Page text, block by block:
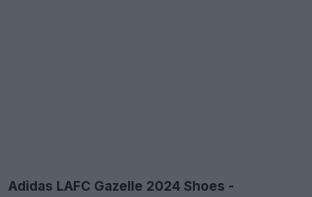
Adidas LAFC Gazelle 2024 Shoes -